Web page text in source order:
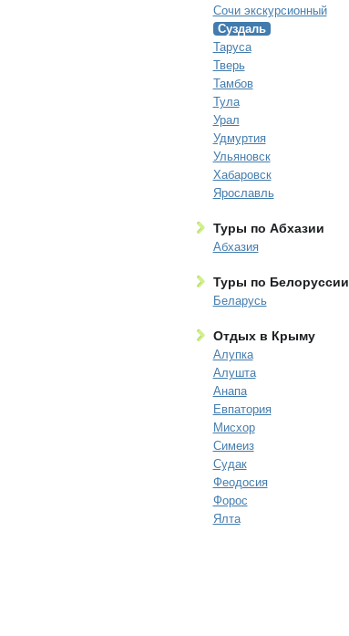
Сочи экскурсионный
Суздаль
Таруса
Тверь
Тамбов
Тула
Урал
Удмуртия
Ульяновск
Хабаровск
Ярославль
Туры по Абхазии
Абхазия
Туры по Белоруссии
Беларусь
Отдых в Крыму
Алупка
Алушта
Анапа
Евпатория
Мисхор
Симеиз
Судак
Феодосия
Форос
Ялта